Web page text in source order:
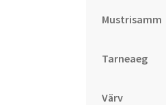
Mustrisamm
Tarneaeg
Värv